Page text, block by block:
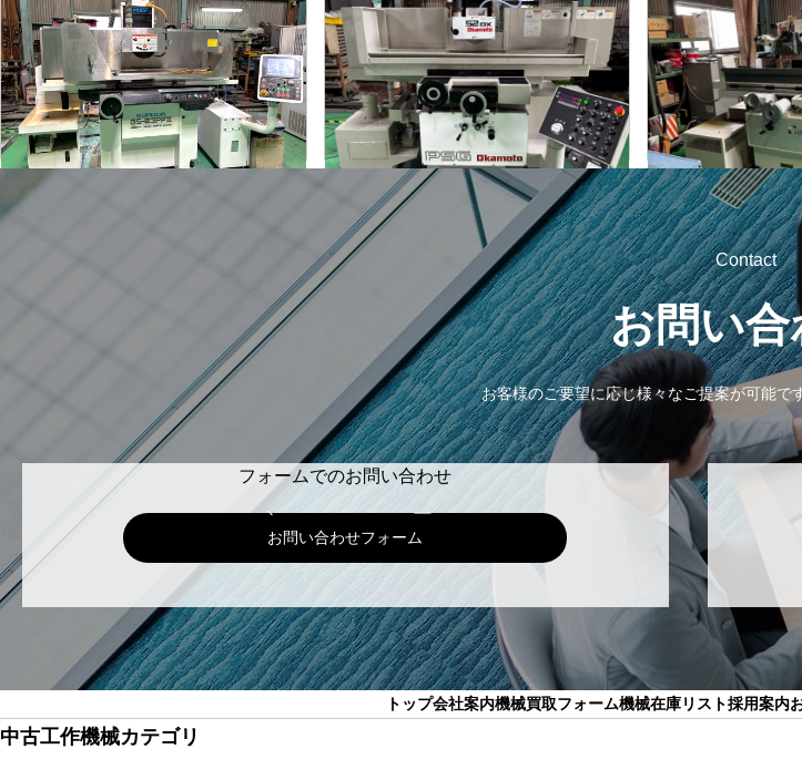
メーカー クロダ
形 式GS-63PFⅡ
年 式2015
メーカー 岡本
形 式PSG-52DX
年 式1997
メーカー ユング
形 式JF-
年 式2006
Contact
お問い合
お客様のご要望に応じ様々なご提案が可能で
フォームでのお問い合わせ
お問い合わせフォーム
トップ会社案内機械買取フォーム機械在庫リスト採用案内
中古工作機械カテゴリ